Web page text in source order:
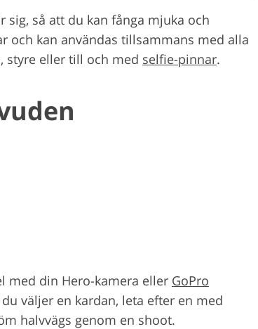
så att du kan fånga mjuka och
och kan användas tillsammans med alla
styre eller till och med selfie-pinnar.
med din Hero-kamera eller GoPro
väljer en kardan, leta efter en med
halvvägs genom en shoot.